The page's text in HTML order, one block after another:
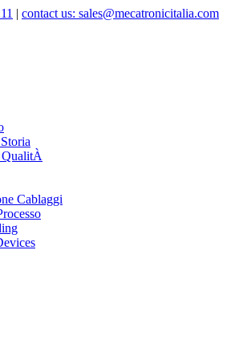
| contact us: sales@mecatronicitalia.com
Cablaggi